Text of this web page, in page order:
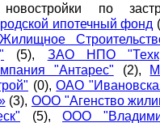
новостройки по
ипотечный фонд
(5), ЗАО НПО
"Антарес" (2),
(0),ОАО
(3), ООО "Агенство
(5), ООО